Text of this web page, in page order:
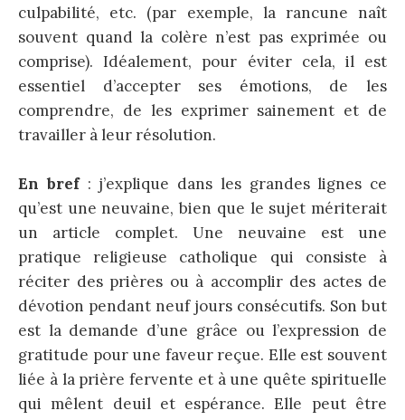
culpabilité, etc. (par exemple, la rancune naît
souvent quand la colère n’est pas exprimée ou
comprise). Idéalement, pour éviter cela, il est
essentiel d’accepter ses émotions, de les
comprendre, de les exprimer sainement et de
travailler à leur résolution.
En bref: j’explique dans les grandes lignes ce
qu’est une neuvaine, bien que le sujet mériterait
un article complet. Une neuvaine est une
pratique religieuse catholique qui consiste à
réciter des prières ou à accomplir des actes de
dévotion pendant neuf jours consécutifs. Son but
est la demande d’une grâce ou l’expression de
gratitude pour une faveur reçue. Elle est souvent
liée à la prière fervente et à une quête spirituelle
qui mêlent deuil et espérance. Elle peut être